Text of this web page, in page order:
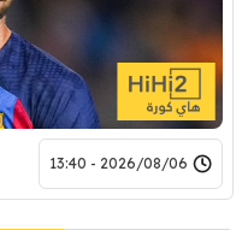
2026/08/06 - 13:40